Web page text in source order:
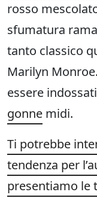
rosso
sfumatura
tanto classico
Marilyn
essere
gonne midi.
Ti potrebbe
tendenza per
presentiamo le